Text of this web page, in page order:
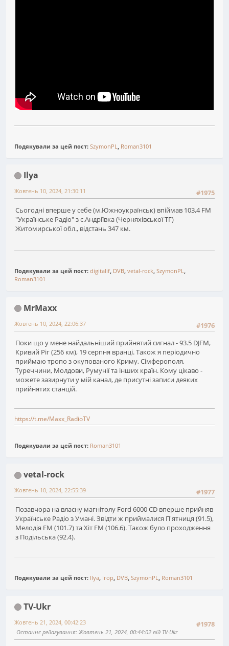
Подякували за цей пост: SzymonPL Roman3101
Ilya
#1975
Жовтень 10, 2024, 21:30:11
Сьогодні вперше у себе (м.Южноукраїнськ) впіймав 103,4 FM
"Українське Радіо" з с.Андріївка (Черняхівської ТГ)
Житомирської обл., відстань 347 км.
Подякували за цей пост: digitalif DVB vetal-rock SzymonPL
Roman3101
MrMaxx
#1976
Жовтень 10, 2024, 22:06:37
Поки що у мене найдальніший прийнятий сигнал - 93.5 DJFM,
Кривий Ріг (256 км), 19 серпня вранці. Також я періодично
приймаю тропо з окупованого Криму, Сімферополя,
Туреччини, Молдови, Румунії та інших країн. Кому цікаво -
можете зазирнути у мій канал, де присутні записи деяких
прийнятих станцій.
https://t.me/Maxx_RadioTV
Подякували за цей пост: Roman3101
vetal-rock
#1977
Жовтень 10, 2024, 22:55:39
Позавчора на власну магнітолу Ford 6000 CD вперше прийняв
Українське Радіо з Умані. Звідти ж приймалися П'ятниця (91.5),
Мелодія FM (101.7) та Хіт FM (106.6). Також було проходження
з Подільська (92.4).
Подякували за цей пост: Ilya Ігор DVB SzymonPL Roman3101
TV-Ukr
#1978
Жовтень 21, 2024, 00:42:23
Останнє редагування: Жовтень 21, 2024, 00:44:02 від TV-Ukr